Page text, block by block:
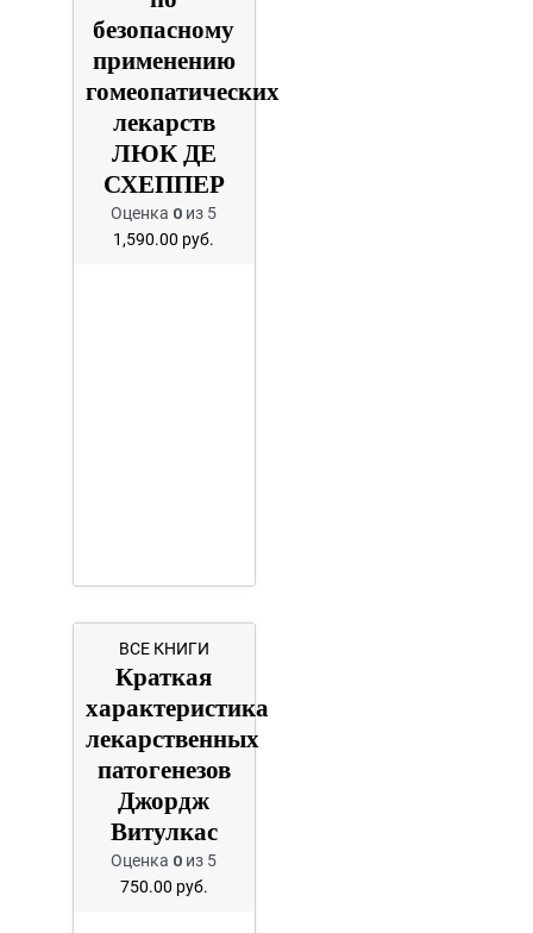
безопасному
применению
гомеопатических
лекарств
ЛЮК ДЕ
СХЕППЕР
Оценка 0 из 5
1,590.00 руб.
ВСЕ КНИГИ
Краткая
характеристика
лекарственных
патогенезов
Джордж
Витулкас
Оценка 0 из 5
750.00 руб.